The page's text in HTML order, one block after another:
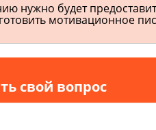
нужно будет
мотивационное
свой вопрос